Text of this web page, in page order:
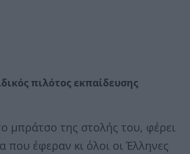
πιλότος εκπαίδευσης
μπράτσο της στολής του, φέρει
που έφεραν κι όλοι οι Έλληνες